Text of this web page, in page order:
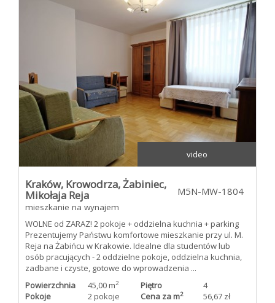
video
Kraków, Krowodrza,Żabiniec,
Mikołaja Reja
mieszkanie na wynajem
M5N-MW-1804
WOLNE od ZARAZ! 2 pokoje + oddzielna kuchnia + parking
Prezentujemy Państwu komfortowe mieszkanie przy ul. M.
Reja na Żabińcu w Krakowie. Idealne dla studentów lub
osób pracujących - 2 oddzielne pokoje, oddzielna kuchnia,
zadbane i czyste, gotowe do wprowadzenia ...
Powierzchnia
45,00 m2 Piętro
4
Pokoje
2 pokoje Cena za m2 56,67 zł